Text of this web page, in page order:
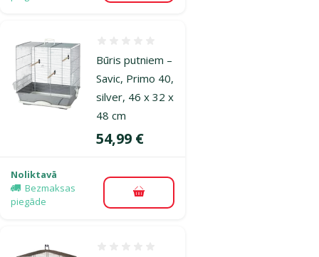
Būris putniem –
Savic, Primo 40,
silver, 46 x 32 x
48 cm
Cena
54,99 €
Noliktavā
Bezmaksas
piegāde
Pievienot grozam